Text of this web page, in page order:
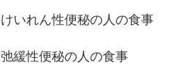
けいれん性便秘の人の食事
弛緩性便秘の人の食事